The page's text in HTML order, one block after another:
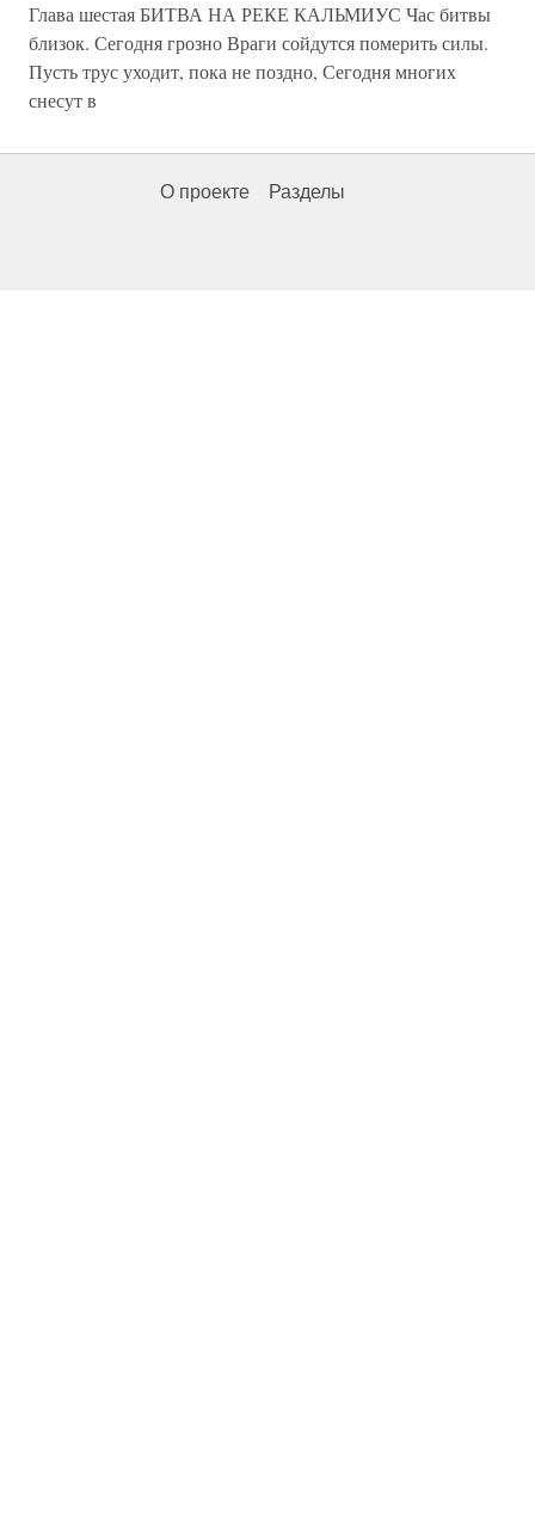
Глава шестая БИТВА НА РЕКЕ КАЛЬМИУС Час битвы
близок. Сегодня грозно Враги сойдутся померить силы.
Пусть трус уходит, пока не поздно, Сегодня многих
снесут в
О проекте Разделы